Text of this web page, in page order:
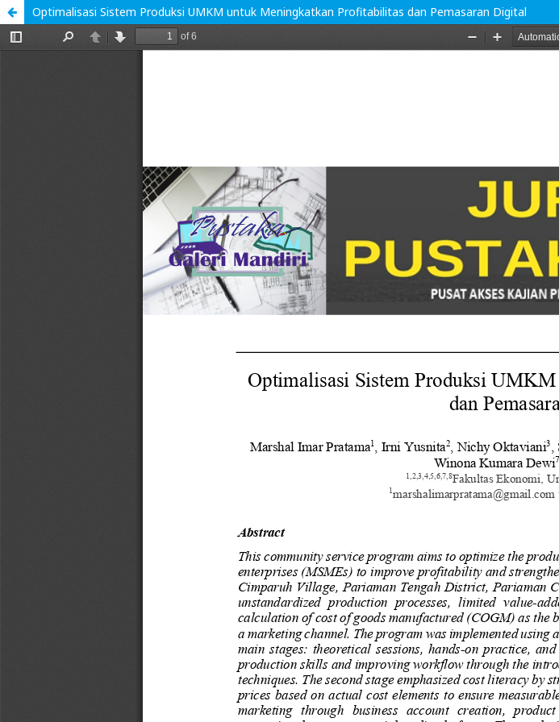
Optimalisasi Sistem Produksi UMKM untuk Meningkatkan Profitabilitas dan Pemasaran Digital